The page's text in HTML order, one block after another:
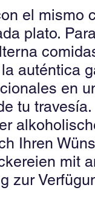
el mismo
plato.
auténtica
en
tu travesía.
Ihren
mit
zur